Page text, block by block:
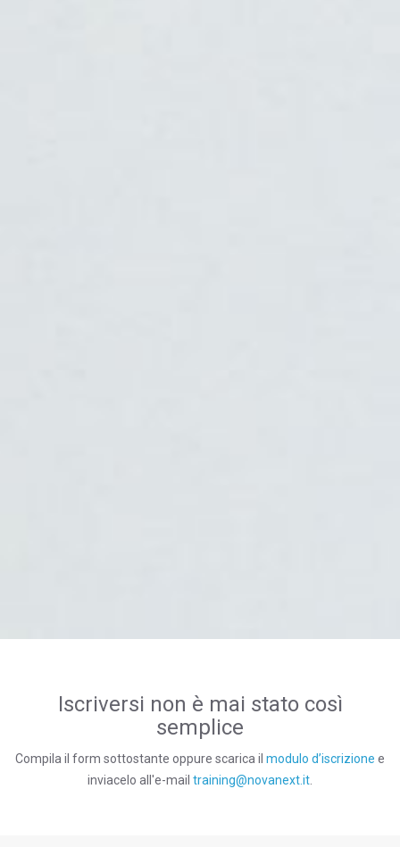
Iscriversi non è mai stato così
semplice
Compila il form sottostante oppure scarica il modulo d’iscrizione e
inviacelo all'e-mail training@novanext.it